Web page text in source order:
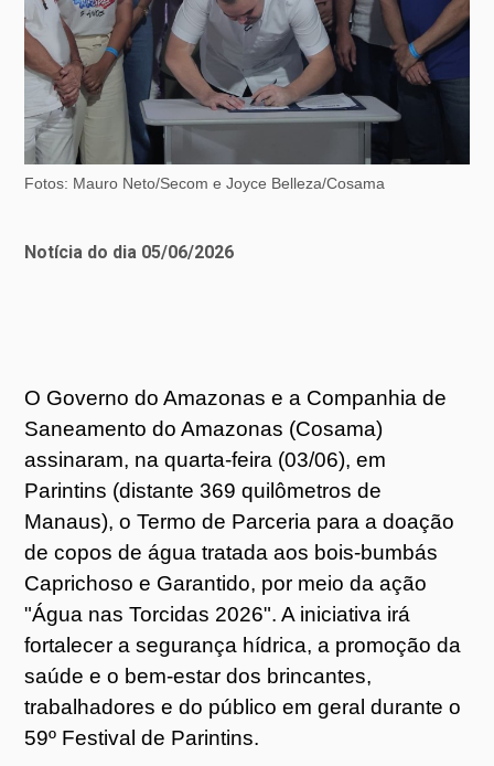
Fotos: Mauro Neto/Secom e Joyce Belleza/Cosama
Notícia do dia 05/06/2026
O Governo do Amazonas e a Companhia de
Saneamento do Amazonas (Cosama)
assinaram, na quarta-feira (03/06), em
Parintins (distante 369 quilômetros de
Manaus), o Termo de Parceria para a doação
de copos de água tratada aos bois-bumbás
Caprichoso e Garantido, por meio da ação
"Água nas Torcidas 2026". A iniciativa irá
fortalecer a segurança hídrica, a promoção da
saúde e o bem-estar dos brincantes,
trabalhadores e do público em geral durante o
59º Festival de Parintins.